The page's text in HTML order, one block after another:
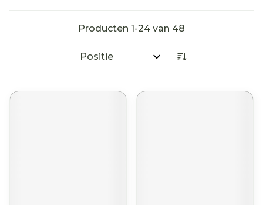
Producten 1-24 van 48
Sorteer op: